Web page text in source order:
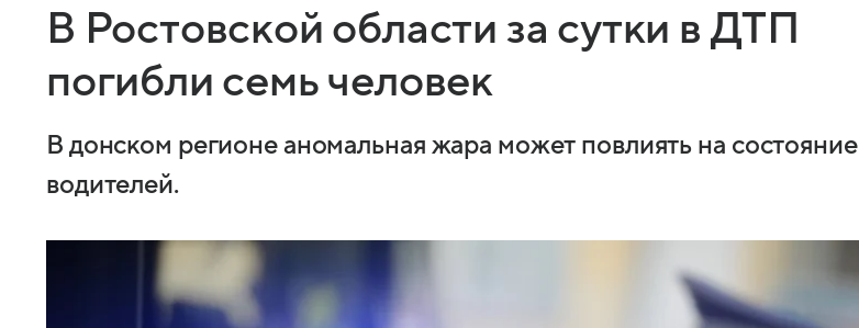
В Ростовской области за сутки в ДТП
погибли семь человек
В донском регионе аномальная жара может повлиять на состояние
водителей.